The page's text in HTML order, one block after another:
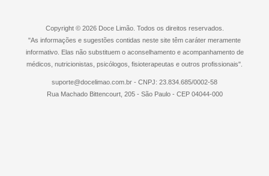
Copyright © 2026 Doce Limão. Todos os direitos reservados.
"As informações e sugestões contidas neste site têm caráter meramente
informativo. Elas não substituem o aconselhamento e acompanhamento de
médicos, nutricionistas, psicólogos, fisioterapeutas e outros profissionais".
suporte@docelimao.com.br - CNPJ: 23.834.685/0002-58
Rua Machado Bittencourt, 205 - São Paulo - CEP 04044-000